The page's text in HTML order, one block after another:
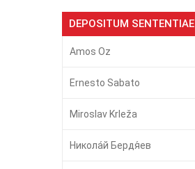
DEPOSITUM SENTENTIAE
Amos Oz
Ernesto Sabato
Miroslav Krleža
Никола́й Бердя́ев